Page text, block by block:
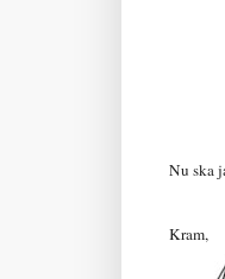
Nu ska
Kram,